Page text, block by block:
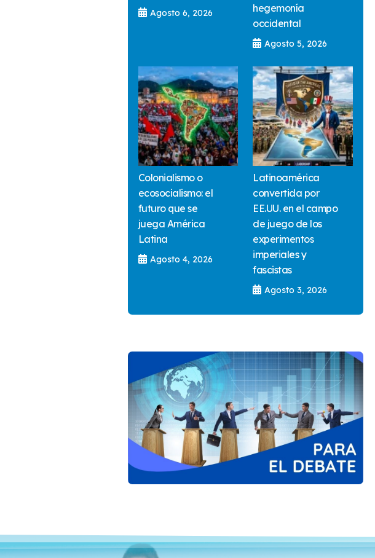
Agosto 6, 2026
hegemonía
occidental
Agosto 5, 2026
Colonialismo o
ecosocialismo: el
futuro que se
juega América
Latina
Agosto 4, 2026
Latinoamérica
convertida por
EE.UU. en el campo
de juego de los
experimentos
imperiales y
fascistas
Agosto 3, 2026